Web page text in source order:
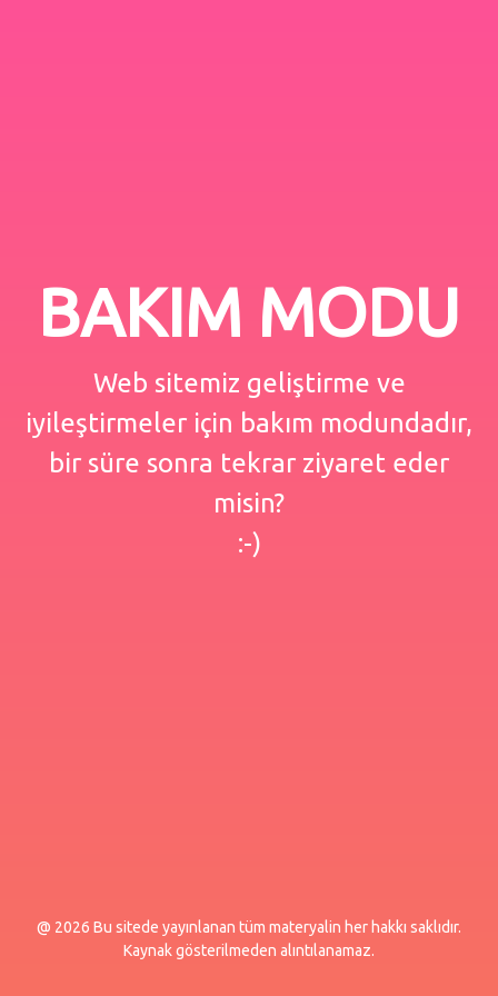
BAKIM MODU
Web sitemiz geliştirme ve
iyileştirmeler için bakım modundadır,
bir süre sonra tekrar ziyaret eder
misin?
:-)
@ 2026 Bu sitede yayınlanan tüm materyalin her hakkı saklıdır.
Kaynak gösterilmeden alıntılanamaz.